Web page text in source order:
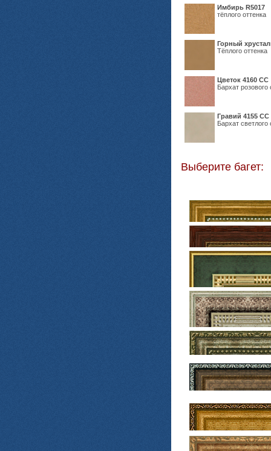
Имбирь R5017
тёплого оттенка
Горный
Тёплого оттенка
Цветок 4160 СС
Бархат розового
Гравий 4155 СС
Бархат светлого
Выберите багет: